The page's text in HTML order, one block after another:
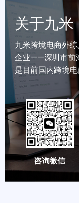
关于九米
九米跨境电商外
企业——深圳市前
是目前国内跨境
咨询微信